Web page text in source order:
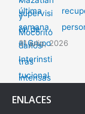
31 julio, 2026
ENLACES